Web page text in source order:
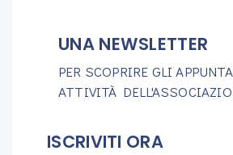
UNA NEWSLETTER
PER SCOPRIRE GLI
ATTIVITÀ
ISCRIVITI ORA